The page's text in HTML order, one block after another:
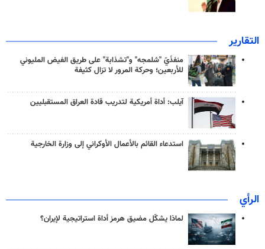
التقارير
منفذَيّ "شلمجه" و"تشذابة" على طريق الفيض المليوني
للأربعين؛ وحركة المرور لا تزال كثيفة
آيلب: أداة أمريكية لتدريب قادة العراق المستقبليين
استدعاء القائم بالأعمال الأوكراني إلى وزارة الخارجية
الرأي
لماذا يشكّل مضيق هرمز أداة استراتيجية لإيران؟